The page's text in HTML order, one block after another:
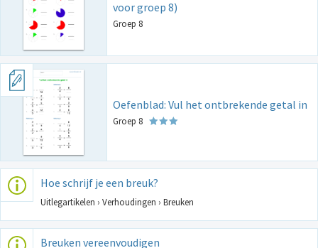
voor groep 8)
Groep 8
Oefenblad: Vul het ontbrekende getal in
Groep 8
Hoe schrijf je een breuk?
Uitlegartikelen › Verhoudingen › Breuken
Breuken vereenvoudigen